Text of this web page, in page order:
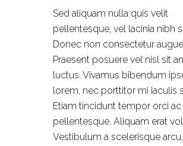
Sed aliquam nulla quis velit
pellentesque, vel lacinia nibh
Donec non consectetur
Praesent posuere vel nisl sit
luctus. Vivamus bibendum
lorem, nec porttitor mi iaculis
Etiam tincidunt tempor orci ac
pellentesque. Aliquam erat
Vestibulum a scelerisque